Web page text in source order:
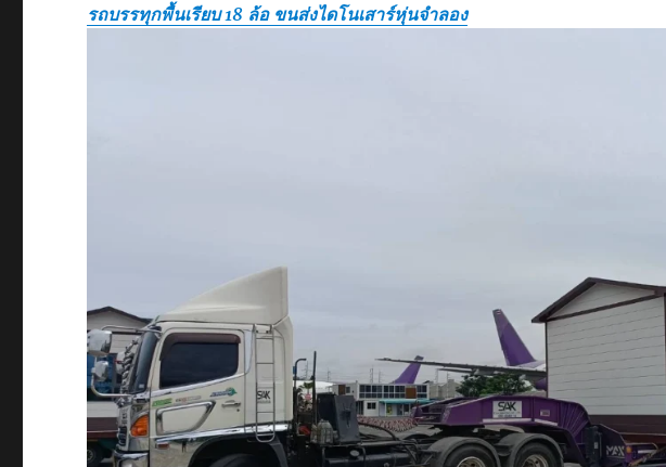
รถบรรทุกพื้นเรียบ 18 ล้อ ขนส่งไดโนเสาร์หุ่นจำลอง